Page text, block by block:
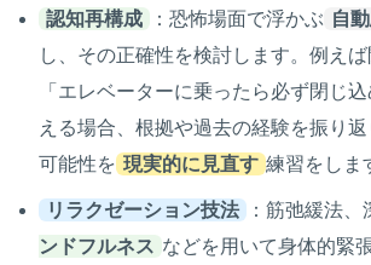
認知再構成 ：恐怖場面で浮かぶ 自
し、その正確性を検討します。例え
「エレベーターに乗ったら必ず閉じ
える場合、根拠や過去の経験を振り
可能性を 現実的に見直す 練習をしま
リラクゼーション技法 ：筋弛緩法、
ンドフルネス などを用いて身体的緊